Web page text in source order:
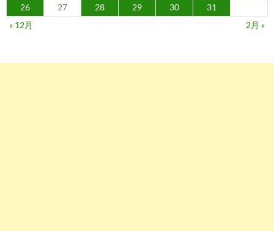
26
27 28 29 30
31
« 12月
2月 »